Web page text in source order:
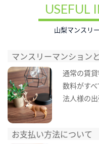
USEFUL
山梨マンスリ
マンスリーマンション
通常の賃
数料がすべ
法人様の
お支払い方法について